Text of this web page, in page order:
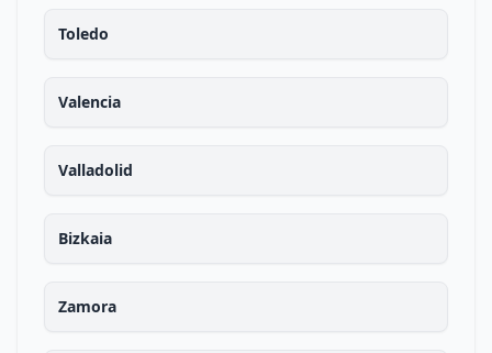
Toledo
Valencia
Valladolid
Bizkaia
Zamora